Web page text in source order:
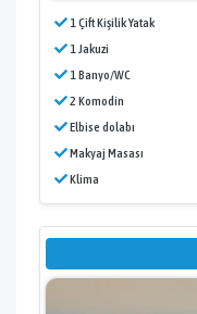
1 Çift Kişilik Yatak
1 Jakuzi
1 Banyo/WC
2 Komodin
Elbise dolabı
Makyaj Masası
Klima